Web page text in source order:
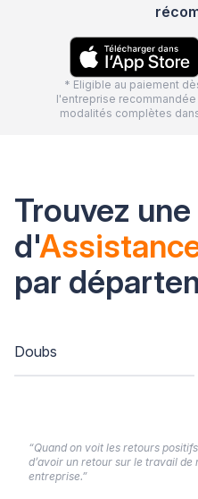
* Eligible au paiement
l'entreprise recommandée
modalités complètes
Trouvez
d'
par
Doubs
“Quand on voit les retours
d’avoir un retour sur le travail
entreprise.”